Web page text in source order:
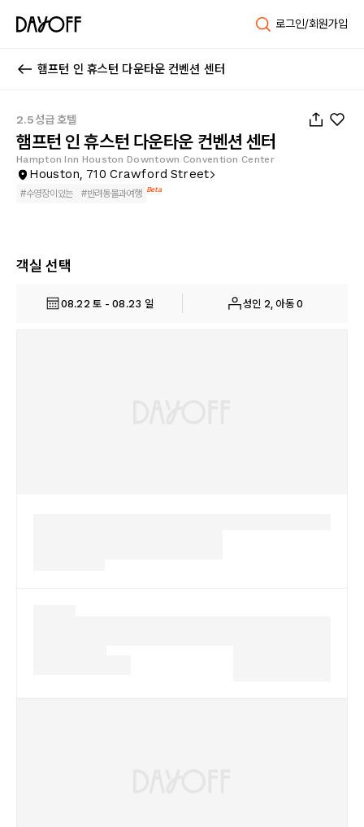
로그인/회원가입
햄프턴 인 휴스턴 다운타운 컨벤션 센터
2.5성급 호텔
햄프턴 인 휴스턴 다운타운 컨벤션 센터
Hampton Inn Houston Downtown Convention Center
Houston, 710 Crawford Street
#수영장이있는 #반려동물과여행 Beta
객실 선택
08.22 토 - 08.23 일 성인 2, 아동 0